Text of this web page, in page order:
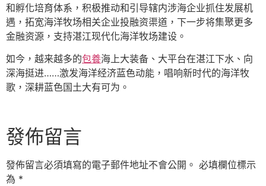
和孵化培育体系，积极推动和引导辖内涉海企业抓住发展机
遇，拓宽海洋牧场相关企业投融资渠道，下一步将集聚更多
金融资源，支持湛江现代化海洋牧场建设。
如今，越来越多的包養海上大装备、大平台在湛江下水、向
深海挺进……激发海洋经济蓝色动能，唱响新时代的海洋牧
歌，深耕蓝色国土大有可为。
發佈留言
發佈留言必須填寫的電子郵件地址不會公開。 必填欄位標示
為 *